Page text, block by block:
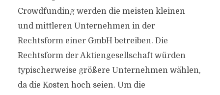
Crowdfunding werden die meisten kleinen
und mittleren Unternehmen in der
Rechtsform einer GmbH betreiben. Die
Rechtsform der Aktiengesellschaft würden
typischerweise größere Unternehmen wählen,
da die Kosten hoch seien. Um die